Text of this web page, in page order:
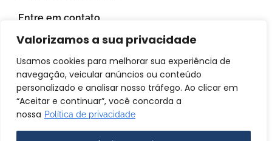
Valorizamos a sua privacidade
Usamos cookies para melhorar sua experiência de
navegação, veicular anúncios ou conteúdo
personalizado e analisar nosso tráfego. Ao clicar em
“Aceitar e continuar”, você concorda a
nossa Política de privacidade
Entre em contato
WhatsApp: 11 96923 4699
Email: atendimento@itbrandsbr.com
© 2025 IT brands - Todos os direitos reservados. SANTA FOSCA